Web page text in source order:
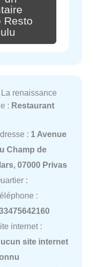
Resto
renaissance
: Restaurant
: 1 Avenue
Champ de
07000 Privas
:
:
internet :
site internet